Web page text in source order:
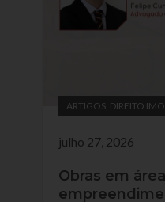
ARTIGOS DIREITO
julho 27, 2026
Obras em